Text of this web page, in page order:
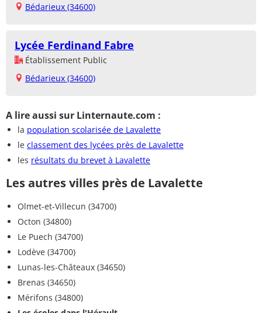
Bédarieux (34600)
Lycée Ferdinand Fabre
Établissement Public
Bédarieux (34600)
A lire aussi sur Linternaute.com :
la population scolarisée de Lavalette
le classement des lycées près de Lavalette
les résultats du brevet à Lavalette
Les autres villes près de Lavalette
Olmet-et-Villecun (34700)
Octon (34800)
Le Puech (34700)
Lodève (34700)
Lunas-les-Châteaux (34650)
Brenas (34650)
Mérifons (34800)